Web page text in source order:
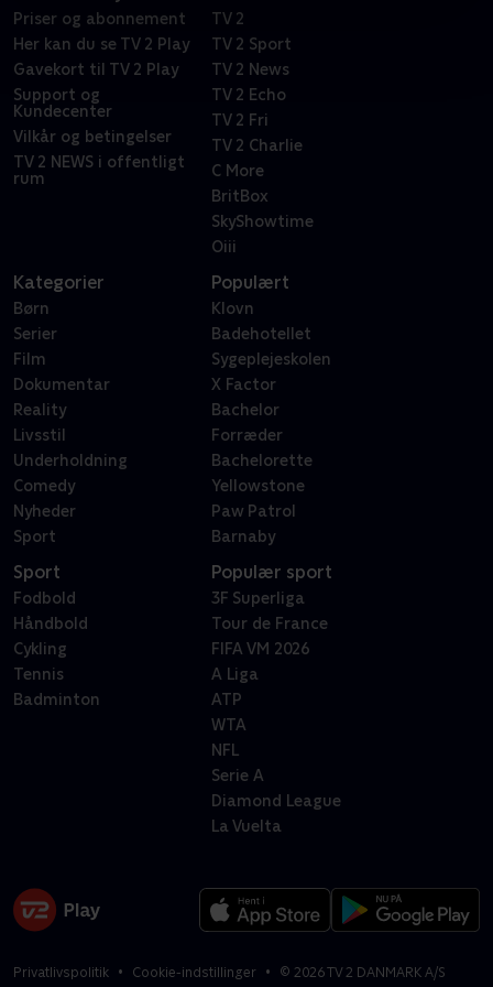
Priser og abonnement
Her kan du se TV 2 Play
Gavekort til TV 2 Play
Support og
Kundecenter
Vilkår og betingelser
TV 2 NEWS i offentligt
rum
TV 2
TV 2 Sport
TV 2 News
TV 2 Echo
TV 2 Fri
TV 2 Charlie
C More
BritBox
SkyShowtime
Oiii
Kategorier
Børn
Serier
Film
Dokumentar
Reality
Livsstil
Underholdning
Comedy
Nyheder
Sport
Populært
Klovn
Badehotellet
Sygeplejeskolen
X Factor
Bachelor
Forræder
Bachelorette
Yellowstone
Paw Patrol
Barnaby
Sport
Fodbold
Håndbold
Cykling
Tennis
Badminton
Populær sport
3F Superliga
Tour de France
FIFA VM 2026
A Liga
ATP
WTA
NFL
Serie A
Diamond League
La Vuelta
Privatlivspolitik Cookie-indstillinger © 2026TV 2 DANMARK A/S